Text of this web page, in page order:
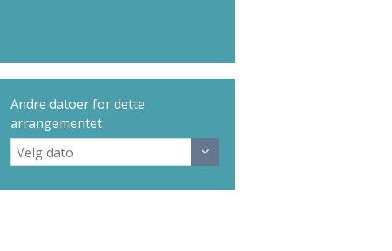
Andre datoer for dette
arrangementet